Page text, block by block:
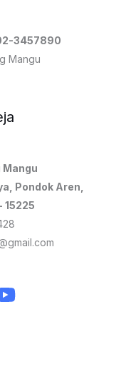
3457890
Mangu
Mangu
Pondok Aren,
15225